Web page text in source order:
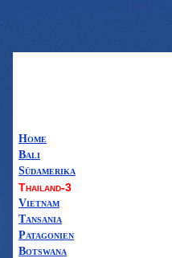
Home
Bali
Südamerika
Thailand-3
Vietnam
Tansania
Patagonien
Botswana